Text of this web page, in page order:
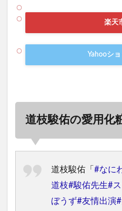
楽天
Yahooシ
道枝駿佑の愛用化
道枝駿佑「 #なに
道枝#駿佑先生#
ぼうず#友情出演